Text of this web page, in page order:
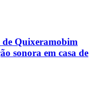
Quixeramobim
sonora em casa de